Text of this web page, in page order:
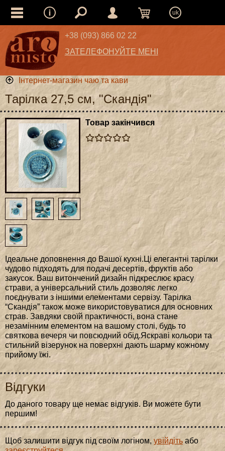
uk
+38 (093) 866 02 22
ЗАТЕЛЕФОНУЙТЕ МЕНІ
Інтернет-магазин чаю та кави
Тарілка 27,5 см, "Скандія"
Товар закінчився
Ідеальне доповнення до Вашої кухні.Ці елегантні тарілки
чудово підходять для подачі десертів, фруктів або
закусок. Ваш витончений дизайн підкреслює красу
страви, а універсальний стиль дозволяє легко
поєднувати з іншими елементами сервізу. Тарілка
“Скандія” також може використовуватися для основних
страв. Завдяки своїй практичності, вона стане
незамінним елементом на вашому столі, будь то
святкова вечеря чи повсюдний обід.Яскраві кольори та
стильний візерунок на поверхні дають шарму кожному
прийому їжі.
Відгуки
До даного товару ще немає відгуків. Ви можете бути
першим!
Щоб залишити відгук під своїм логіном, увійдіть або